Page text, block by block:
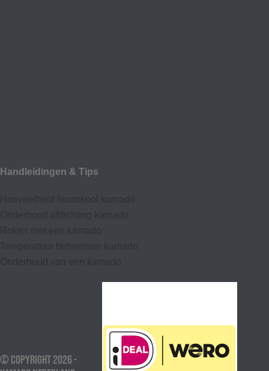
Handleidingen & Tips
Hoeveelheid houtskool kamado
Onderhoud afdic
hting kamado
Roken met een kamado
Temperatuur beheersen kamado
Onderhoud van een kamado
© Copyright 2026 -